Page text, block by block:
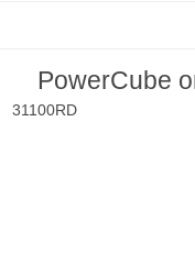
PowerCube
31100RD